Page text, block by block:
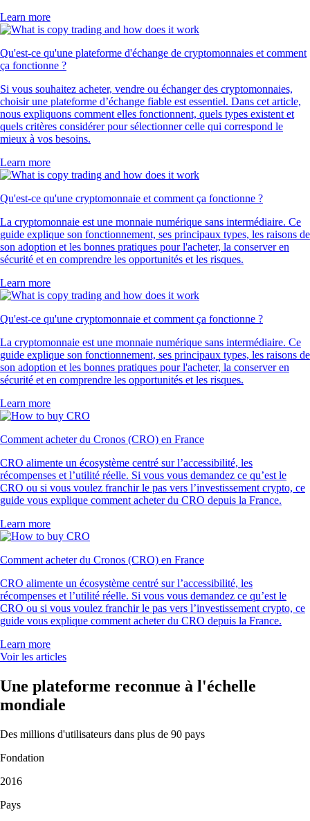
Learn more
Qu'est-ce qu'une plateforme d'échange de cryptomonnaies et comment
ça fonctionne ?
Si vous souhaitez acheter, vendre ou échanger des cryptomonnaies,
choisir une plateforme d’échange fiable est essentiel. Dans cet article,
nous expliquons comment elles fonctionnent, quels types existent et
quels critères considérer pour sélectionner celle qui correspond le
mieux à vos besoins.
Learn more
Qu'est-ce qu'une cryptomonnaie et comment ça fonctionne ?
La cryptomonnaie est une monnaie numérique sans intermédiaire. Ce
guide explique son fonctionnement, ses principaux types, les raisons de
son adoption et les bonnes pratiques pour l'acheter, la conserver en
sécurité et en comprendre les opportunités et les risques.
Learn more
Qu'est-ce qu'une cryptomonnaie et comment ça fonctionne ?
La cryptomonnaie est une monnaie numérique sans intermédiaire. Ce
guide explique son fonctionnement, ses principaux types, les raisons de
son adoption et les bonnes pratiques pour l'acheter, la conserver en
sécurité et en comprendre les opportunités et les risques.
Learn more
Comment acheter du Cronos (CRO) en France
CRO alimente un écosystème centré sur l’accessibilité, les
récompenses et l’utilité réelle. Si vous vous demandez ce qu’est le
CRO ou si vous voulez franchir le pas vers l’investissement crypto, ce
guide vous explique comment acheter du CRO depuis la France.
Learn more
Comment acheter du Cronos (CRO) en France
CRO alimente un écosystème centré sur l’accessibilité, les
récompenses et l’utilité réelle. Si vous vous demandez ce qu’est le
CRO ou si vous voulez franchir le pas vers l’investissement crypto, ce
guide vous explique comment acheter du CRO depuis la France.
Learn more
Voir les articles
Une plateforme reconnue à l'échelle
mondiale
Des millions d'utilisateurs dans plus de 90 pays
Fondation
2016
Pays